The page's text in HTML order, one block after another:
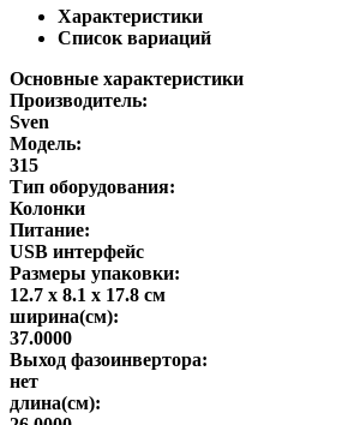
Характеристики
Список вариаций
Основные характеристики
Производитель:
Sven
Модель:
315
Тип оборудования:
Колонки
Питание:
USB интерфейс
Размеры упаковки:
12.7 x 8.1 x 17.8 см
ширина(см):
37.0000
Выход фазоинвертора:
нет
длина(см):